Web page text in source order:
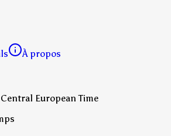
À propos
European Time